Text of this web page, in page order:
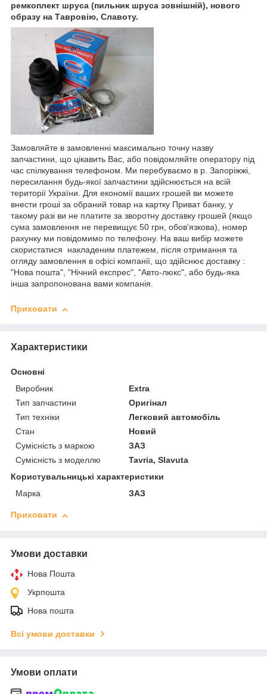
ремкоплект шруса (пильник шруса зовнішній), нового
образу на Тавровію, Славоту.
Замовляйте в замовленні максимально точну назву
запчастини, що цікавить Вас, або повідомляйте оператору під
час спілкування телефоном. Ми перебуваємо в р. Запоріжжі,
пересилання будь-якої запчастини здійснюється на всій
території України. Для економії ваших грошей ви можете
внести гроші за обраний товар на картку Приват банку, у
такому разі ви не платите за зворотну доставку грошей (якщо
сума замовлення не перевищує 50 грн, обов'язкова), номер
рахунку ми повідомимо по телефону. На ваш вибір можете
скористатися накладеним платежем, після отримання та
огляду замовлення в офісі компанії, що здійснює доставку :
"Нова пошта", "Нічний експрес", "Авто-люкс", або будь-яка
інша запропонована вами компанія.
Приховати
Характеристики
Основні
Виробник
Extra
Тип запчастини
Оригінал
Тип техніки
Легковий автомобіль
Стан
Новий
Сумісність з маркою
ЗАЗ
Сумісність з моделлю
Tavria, Slavuta
Користувальницькі характеристики
Марка
ЗАЗ
Приховати
Умови доставки
Нова Пошта
Укрпошта
Нова пошта
Всі умови доставки
Умови оплати